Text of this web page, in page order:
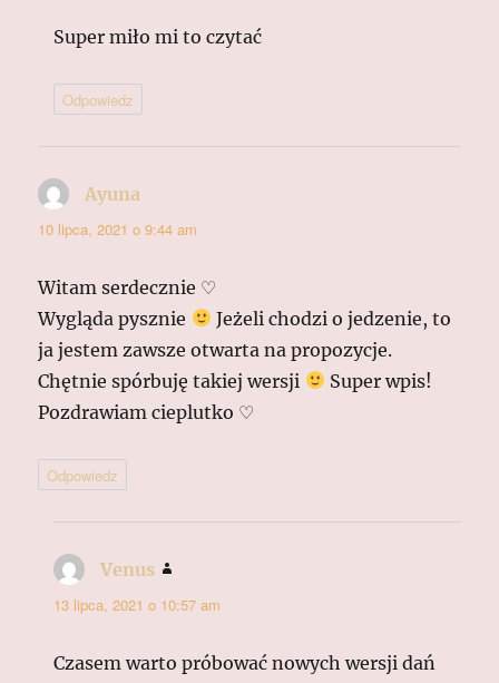
Super miło mi to czytać
Odpowiedz
Ayuna
10 lipca, 2021 o 9:44 am
Witam serdecznie ♡
Wygląda pysznie
Jeżeli chodzi o jedzenie, to
ja jestem zawsze otwarta na propozycje.
Chętnie spórbuję takiej wersji
Super wpis!
Pozdrawiam cieplutko ♡
Odpowiedz
Venus
13 lipca, 2021 o 10:57 am
Czasem warto próbować nowych wersji dań